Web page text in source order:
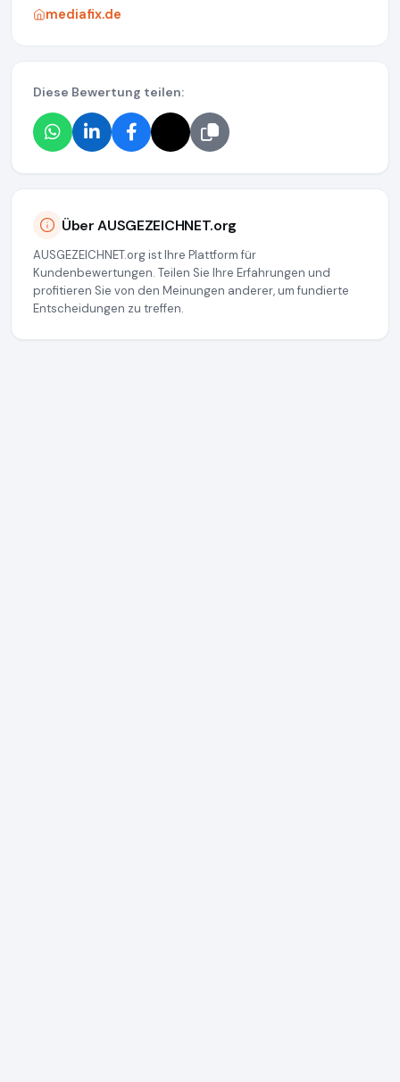
mediafix.de
Diese Bewertung teilen:
Über AUSGEZEICHNET.org
AUSGEZEICHNET.org ist Ihre Plattform für
Kundenbewertungen. Teilen Sie Ihre Erfahrungen und
profitieren Sie von den Meinungen anderer, um fundierte
Entscheidungen zu treffen.